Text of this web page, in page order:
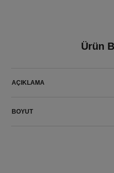
Ürün
AÇIKLAMA
BOYUT